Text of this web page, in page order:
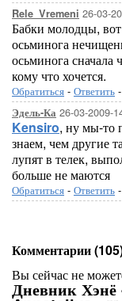
Rele_Vremeni 26-03-
Бабки молодцы,
осьминога
осьминога сначала
кому что хочется.
Обратиться - Ответить -
Эдель-Ка 26-03-2009-
Kensiro, ну мы-то
знаем, чем другие
лупят в телек,
больше не маются
Обратиться - Ответить -
Комментарии
Вы сейчас не
Дневник